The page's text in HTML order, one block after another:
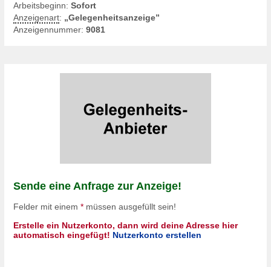
Arbeitsbeginn: Sofort
Anzeigenart: „Gelegenheitsanzeige”
Anzeigennummer: 9081
Sende eine Anfrage zur Anzeige!
Felder mit einem * müssen ausgefüllt sein!
Erstelle ein Nutzerkonto, dann wird deine Adresse hier
automatisch eingefügt! Nutzerkonto erstellen